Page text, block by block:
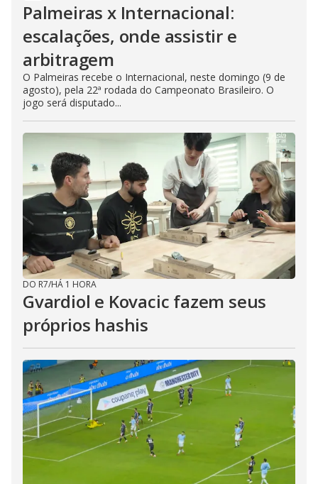
Palmeiras x Internacional:
escalações, onde assistir e
arbitragem
O Palmeiras recebe o Internacional, neste domingo (9 de
agosto), pela 22ª rodada do Campeonato Brasileiro. O
jogo será disputado...
DO R7/HÁ 1 HORA
Gvardiol e Kovacic fazem seus
próprios hashis